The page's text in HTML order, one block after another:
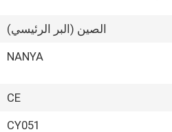
الصين (البر الرئيسي)
NANYA
CE
CY051